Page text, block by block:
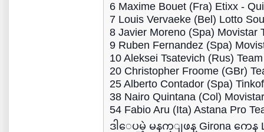
6 Maxime Bouet (Fra) Etixx -
7 Louis Vervaeke (Bel) Lotto
8 Javier Moreno (Spa) Movistar
9 Ruben Fernandez (Spa)
10 Aleksei Tsatevich (Rus)
20 Christopher Froome (GBr)
25 Alberto Contador (Spa)
38 Nairo Quintana (Col)
54 Fabio Aru (Ita) Astana Pro
ဒါေပမဲ့ မနက္ျဖန္ Girona ကေန